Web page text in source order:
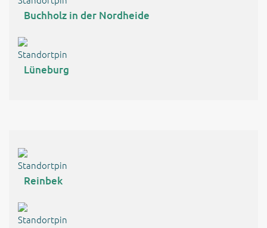
Buchholz in der Nordheide
Lüneburg
Reinbek